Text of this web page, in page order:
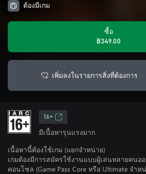
ต้องมีเกม
ซื้อ
฿349.00
เพิ่มลงในรายการสิ่งที่ต้องการ
16+
มีเนื้อหารุนแรงมาก
เนื้อหานี้ต้องใช้เกม (แยกจำหน่าย)
เกมต้องมีการสมัครใช้งานแบบผู้เล่นหลายคนอ
คอนโซล (Game Pass Core หรือ Ultimate จําห